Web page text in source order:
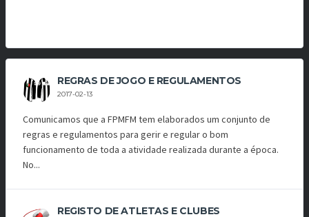
REGRAS DE JOGO E REGULAMENTOS
2017-02-13
Comunicamos que a FPMFM tem elaborados um conjunto de
regras e regulamentos para gerir e regular o bom
funcionamento de toda a atividade realizada durante a época.
No...
REGISTO DE ATLETAS E CLUBES